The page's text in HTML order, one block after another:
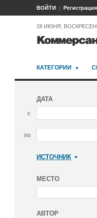
ВОЙТИ Регистрация
28 ИЮНЯ,
КАТЕГОРИИ
ДАТА
с
по
ИСТОЧНИК
МЕСТО
АВТОР